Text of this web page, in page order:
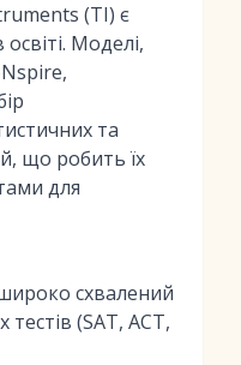
(TI) є
Моделі,
та
що робить їх
для
схвалений
(SAT, ACT,